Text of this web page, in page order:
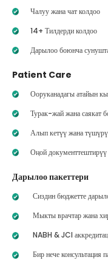
Чалуу жана чат колдоо
14+ Тилдерди колдоо
Дарылоо боюнча
Patient Care
Ооруканадагы атайын
Турак-жай жана саякат
Алып кетүү жана
Оңой документтештирүү
Дарылоо пакеттери
Сиздин бюджетте
Мыкты врачтар жана
NABH & JCI
Бир нече консультация